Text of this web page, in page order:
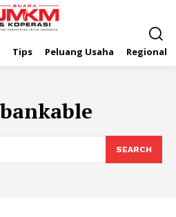
Tips Peluang Usaha Regional
bankable
SEARCH